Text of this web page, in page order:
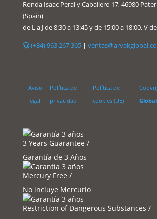
Ronda Isaac Peral y Caballero 17, 46980
(Spain)
de L a J de 8:30 a 13:45 y de 15:00 a 18:00, V
(+34) 963 267 365|
Aviso
legal
Política de
privacidad
Política de
cookies (UE)
3 Years Guarantee /
Garantía de 3 Años
Mercury Free /
No incluye Mercurio
Restriction of Dangerous Substances /